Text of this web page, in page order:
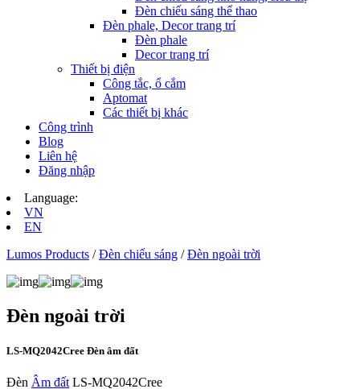
Đèn chiếu sáng thể thao
Đèn phale, Decor trang trí
Đèn phale
Decor trang trí
Thiết bị điện
Công tắc, ổ cắm
Aptomat
Các thiết bị khác
Công trình
Blog
Liên hệ
Đăng nhập
Language:
VN
EN
Lumos Products /Đèn chiếu sáng /Đèn ngoài trời
Đèn ngoài trời
LS-MQ2042Cree Đèn âm đất
Đèn Âm đất LS-MQ2042Cree